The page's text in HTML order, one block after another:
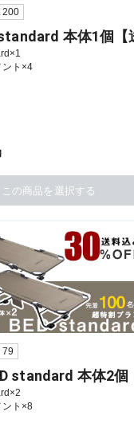
200
本体1個【
ント×4
この商品を選択する
79
standard 本体2個
ント×8